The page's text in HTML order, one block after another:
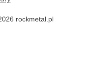
rockmetal.pl